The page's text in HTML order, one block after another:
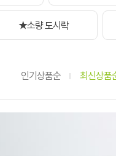
★소량 도시락
인기상품순 최신상품